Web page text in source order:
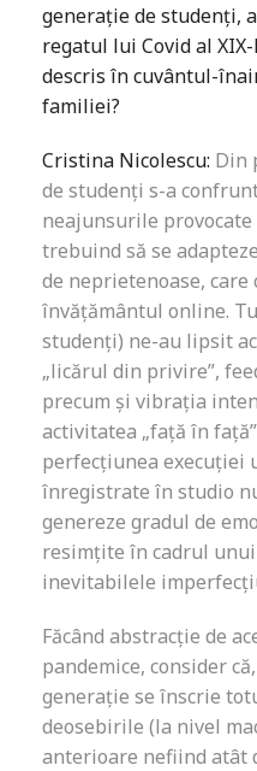
generație de studenți,
regatul lui Covid al
descris în cuvântul-
familiei?
Cristina Nicolescu: Din
de studenți s-a
neajunsurile provocate
trebuind să se
de neprietenoase, care
învățământul online.
studenți) ne-au lipsit
„licărul din privire”,
precum și vibrația
activitatea „față în
perfecțiunea execuției
înregistrate în studio
genereze gradul de
resimțite în cadrul
inevitabilele
Făcând abstracție de
pandemice, consider
generație se înscrie
deosebirile (la nivel
anterioare nefiind atât